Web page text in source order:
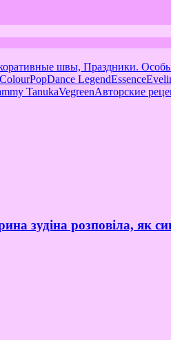
швы, Праздники.
ColourPopDance LegendEssence
TanukaVegreenАвторские
зудіна розповіла, як